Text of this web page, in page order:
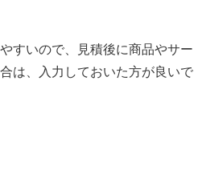
すいので、見積後に商品やサー
は、入力しておいた方が良いで